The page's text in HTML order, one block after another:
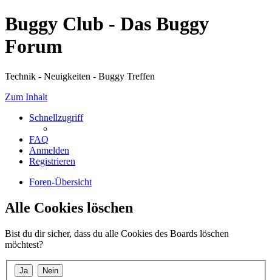
Buggy Club - Das Buggy
Forum
Technik - Neuigkeiten - Buggy Treffen
Zum Inhalt
Schnellzugriff
FAQ
Anmelden
Registrieren
Foren-Übersicht
Alle Cookies löschen
Bist du dir sicher, dass du alle Cookies des Boards löschen
möchtest?